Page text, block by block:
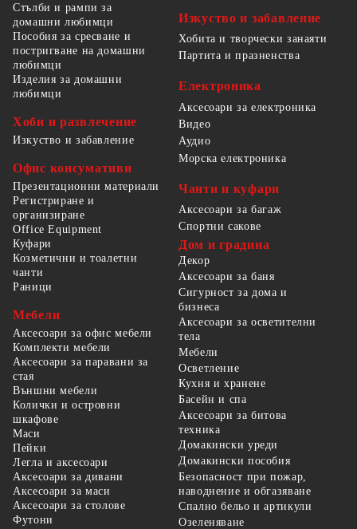
Стълби и рампи за
домашни любимци
Пособия за сресване и
постригване на домашни
любимци
Изделия за домашни
любимци
Хоби и развлечение
Изкуство и забавление
Офис консумативи
Презентационни материали
Регистриране и
организиране
Office Equipment
Изкуство и забавление
Хобита и творчески занаяти
Партита и празненства
Електроника
Аксесоари за електроника
Видео
Аудио
Морска електроника
Чанти и куфари
Аксесоари за багаж
Спортни сакове
Куфари
Козметични и тоалетни
чанти
Раници
Мебели
Аксесоари за офис мебели
Комплекти мебели
Аксесоари за паравани за
стая
Външни мебели
Колички и островни
шкафове
Маси
Пейки
Легла и аксесоари
Аксесоари за дивани
Аксесоари за маси
Аксесоари за столове
Футони
Дом и градина
Декор
Аксесоари за баня
Сигурност за дома и
бизнеса
Аксесоари за осветителни
тела
Мебели
Осветление
Кухня и хранене
Басейн и спа
Аксесоари за битова
техника
Домакински уреди
Домакински пособия
Безопасност при пожар,
наводнение и обгазяване
Спално бельо и артикули
Озеленяване